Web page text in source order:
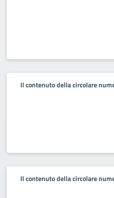
Il contenuto della circolare
Il contenuto della circolare